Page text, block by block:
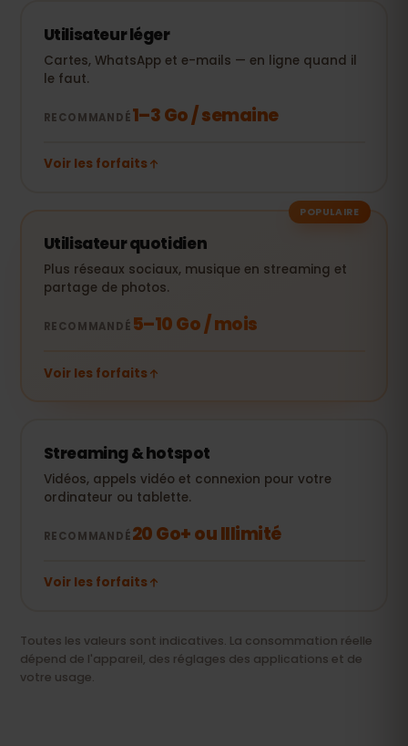
Utilisateur léger
Cartes, WhatsApp et e-mails — en ligne quand il
le faut.
RECOMMANDÉ1–3 Go / semaine
Voir les forfaits
POPULAIRE
Utilisateur quotidien
Plus réseaux sociaux, musique en streaming et
partage de photos.
RECOMMANDÉ 5–10 Go / mois
Voir les forfaits
Streaming & hotspot
Vidéos, appels vidéo et connexion pour votre
ordinateur ou tablette.
RECOMMANDÉ20 Go+ ou Illimité
Voir les forfaits
Toutes les valeurs sont indicatives. La consommation réelle
dépend de l'appareil, des réglages des applications et de
votre usage.